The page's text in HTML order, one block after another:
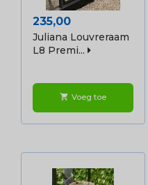
Prijs
235,00
Juliana Louvreraam
L8 Premi...
shopping_cart Voeg toe